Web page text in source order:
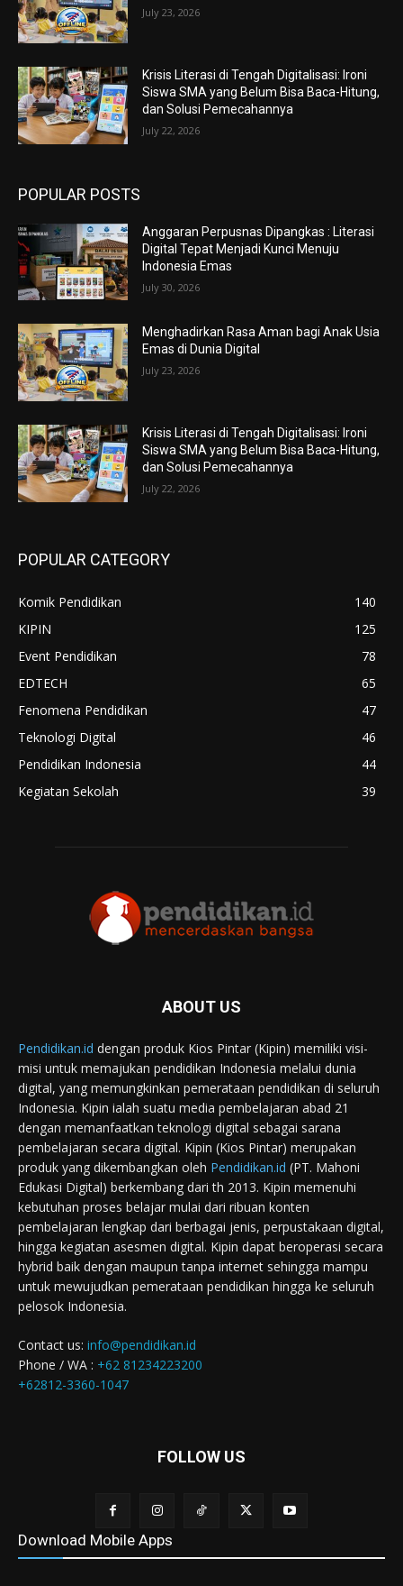
July 23, 2026
Krisis Literasi di Tengah Digitalisasi: Ironi
Siswa SMA yang Belum Bisa Baca-Hitung,
dan Solusi Pemecahannya
July 22, 2026
POPULAR POSTS
Anggaran Perpusnas Dipangkas : Literasi
Digital Tepat Menjadi Kunci Menuju
Indonesia Emas
July 30, 2026
Menghadirkan Rasa Aman bagi Anak Usia
Emas di Dunia Digital
July 23, 2026
Krisis Literasi di Tengah Digitalisasi: Ironi
Siswa SMA yang Belum Bisa Baca-Hitung,
dan Solusi Pemecahannya
July 22, 2026
POPULAR CATEGORY
Komik Pendidikan
140
KIPIN
125
Event Pendidikan
78
EDTECH
65
Fenomena Pendidikan
47
Teknologi Digital
46
Pendidikan Indonesia
44
Kegiatan Sekolah
39
ABOUT US
Pendidikan.id dengan produk Kios Pintar (Kipin) memiliki visi-
misi untuk memajukan pendidikan Indonesia melalui dunia
digital, yang memungkinkan pemerataan pendidikan di seluruh
Indonesia. Kipin ialah suatu media pembelajaran abad 21
dengan memanfaatkan teknologi digital sebagai sarana
pembelajaran secara digital. Kipin (Kios Pintar) merupakan
produk yang dikembangkan oleh Pendidikan.id (PT. Mahoni
Edukasi Digital) berkembang dari th 2013. Kipin memenuhi
kebutuhan proses belajar mulai dari ribuan konten
pembelajaran lengkap dari berbagai jenis, perpustakaan digital,
hingga kegiatan asesmen digital. Kipin dapat beroperasi secara
hybrid baik dengan maupun tanpa internet sehingga mampu
untuk mewujudkan pemerataan pendidikan hingga ke seluruh
pelosok Indonesia.
Contact us: info@pendidikan.id
Phone / WA : +62 81234223200
+62812-3360-1047
FOLLOW US
Download Mobile Apps